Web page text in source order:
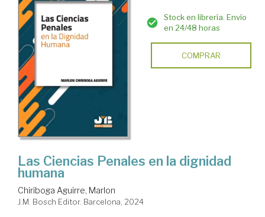
Stock en librería. Envío
en 24/48 horas
COMPRAR
Las Ciencias Penales en la dignidad
humana
Chiriboga Aguirre, Marlon
J.M. Bosch Editor. Barcelona, 2024